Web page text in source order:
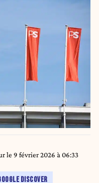
le 9 février 2026 à 06:33
DISCOVER